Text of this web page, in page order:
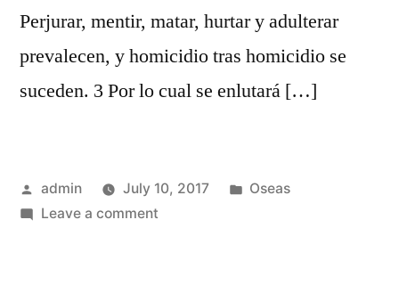
Perjurar, mentir, matar, hurtar y adulterar
prevalecen, y homicidio tras homicidio se
suceden. 3 Por lo cual se enlutará […]
Posted
by
admin July 10, 2017
Posted
Oseas
Leave a commenton